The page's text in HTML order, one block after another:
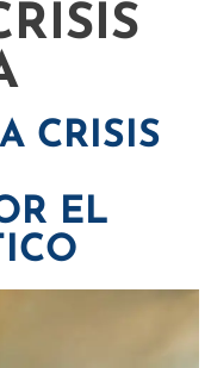
CRISIS
EL